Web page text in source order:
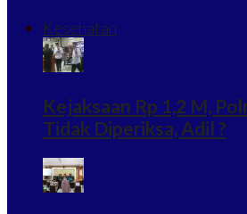
Kesehatan
Kejaksaan Rp 1,2 M,
Tidak Diperiksa, Adil ?